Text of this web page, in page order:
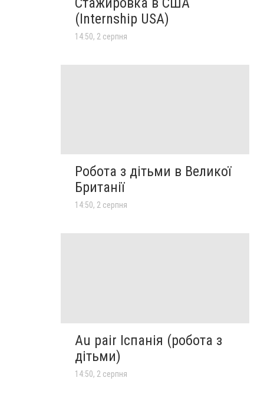
(Internship USA)
14:50, 2 серпня
Робота з дітьми в Великої
Британії
14:50, 2 серпня
Au pair Іспанія (робота з
дітьми)
14:50, 2 серпня